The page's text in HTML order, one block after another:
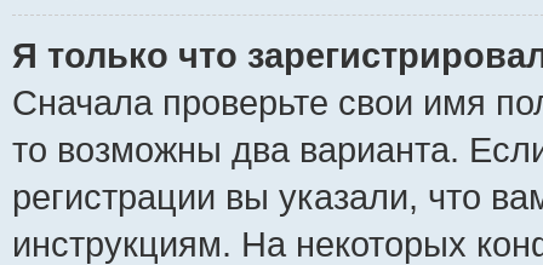
Я только что
Сначала проверьте свои имя
то возможны два варианта.
регистрации вы указали, что
инструкциям. На некоторых